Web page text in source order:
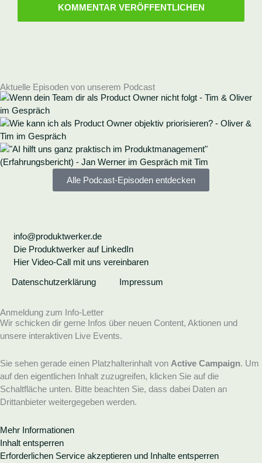
Aktuelle Episoden von unserem Podcast
Alle Podcast-Episoden entdecken
info@produktwerker.de
Die Produktwerker auf LinkedIn
Hier Video-Call mit uns vereinbaren
Datenschutzerklärung Impressum
Anmeldung zum Info-Letter
Wir schicken dir gerne Infos über neuen Content, Aktionen und
unsere interaktiven Live Events.
Sie sehen gerade einen Platzhalterinhalt von Active Campaign. Um
auf den eigentlichen Inhalt zuzugreifen, klicken Sie auf die
Schaltfläche unten. Bitte beachten Sie, dass dabei Daten an
Drittanbieter weitergegeben werden.
Mehr Informationen
Inhalt entsperren
Erforderlichen Service akzeptieren und Inhalte entsperren